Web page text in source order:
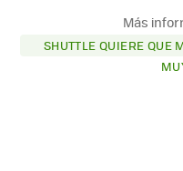
Más
SHUTTLE QUIERE QUE